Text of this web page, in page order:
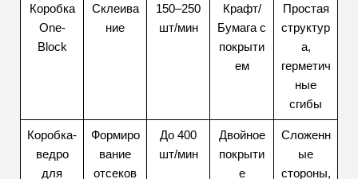
Коробка
One-
Block
Склеива
ние
150–250
шт/мин
Крафт/
Бумага с
покрыти
ем
Простая
структур
а,
герметич
ные
сгибы
Коробка-
ведро
для
Формиро
вание
отсеков
До 400
шт/мин
Двойное
покрыти
е
Сложенн
ые
стороны,